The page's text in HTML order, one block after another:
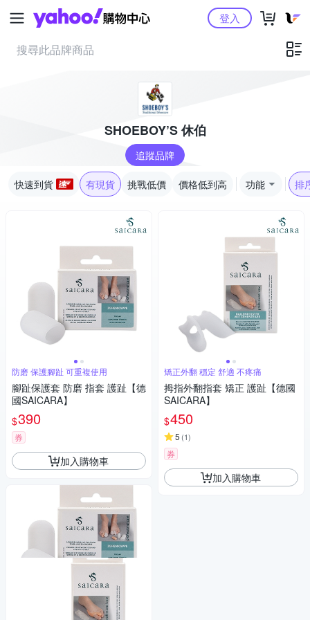
Yahoo購物中心登入
SHOEBOY’S 休伯
追蹤品牌
快速到貨 有現貨 挑戰低價 價格低到高 功能 排
防磨 保護腳趾 可重複使用
腳趾保護套 防磨 指套 護趾【德
國SAICARA】
$390
券
加入購物車
矯正外翻 穩定 舒適 不疼痛
拇指外翻指套 矯正 護趾【德國
SAICARA】
$450
5 (1)
券
加入購物車